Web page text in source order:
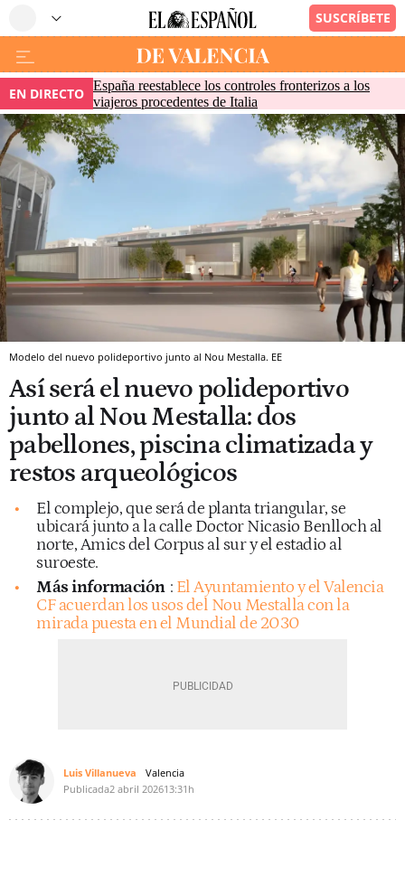
EN DIRECTO España reestablece los controles fronterizos a los
viajeros procedentes de Italia
Modelo del nuevo polideportivo junto al Nou Mestalla. EE
Así será el nuevo polideportivo
junto al Nou Mestalla: dos
pabellones, piscina climatizada y
restos arqueológicos
El complejo, que será de planta triangular, se
ubicará junto a la calle Doctor Nicasio Benlloch al
norte, Amics del Corpus al sur y el estadio al
suroeste.
Más información : El Ayuntamiento y el Valencia
CF acuerdan los usos del Nou Mestalla con la
mirada puesta en el Mundial de 2030
Luis Villanueva
Valencia
Publicada2 abril 202613:31h